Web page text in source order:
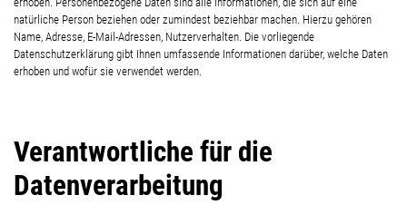
natürliche Person beziehen oder zumindest beziehbar machen. Hierzu gehören
Name, Adresse, E-Mail-Adressen, Nutzerverhalten. Die vorliegende
Datenschutzerklärung gibt Ihnen umfassende Informationen darüber, welche Daten
erhoben und wofür sie verwendet werden.
Verantwortliche für die
Datenverarbeitung